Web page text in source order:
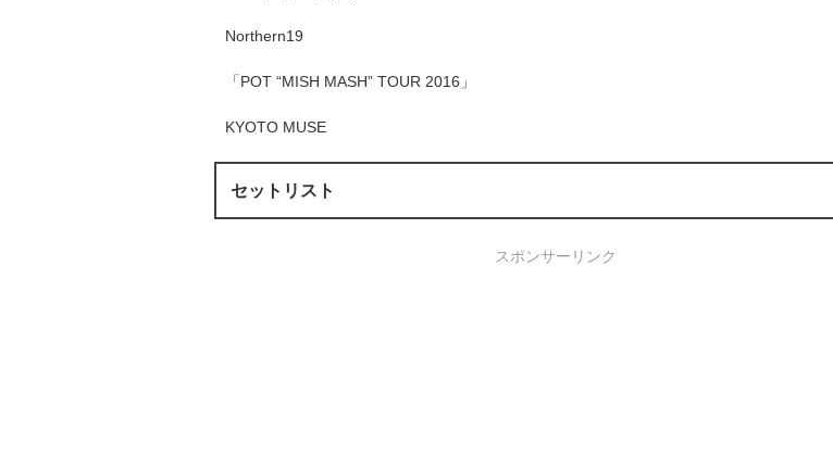
Northern19
「POT “MISH MASH” TOUR 2016」
KYOTO MUSE
セットリスト
スポンサーリンク